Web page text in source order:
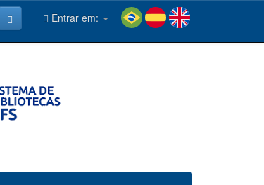
Entrar em: